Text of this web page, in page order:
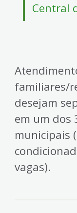
Central
familiares/
desejam
em um dos
municipais
vagas).